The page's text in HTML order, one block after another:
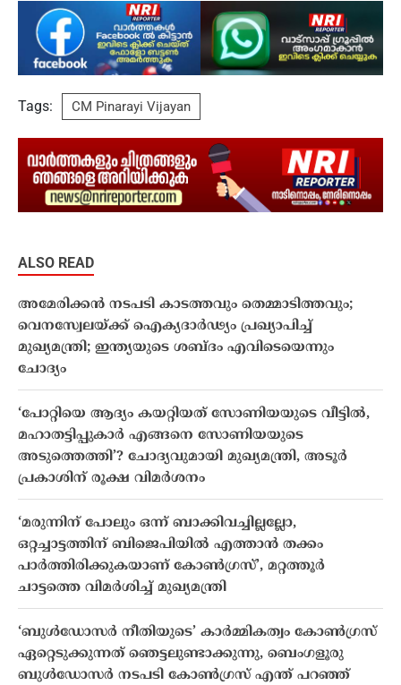
Tags: CM Pinarayi Vijayan
ALSO READ
അമേരിക്കൻ നടപടി കാടത്തവും തെമ്മാടിത്തവും;
വെനസ്വേലയ്ക്ക് ഐക്യദാർഢ്യം പ്രഖ്യാപിച്ച്
മുഖ്യമന്ത്രി; ഇന്ത്യയുടെ ശബ്ദം എവിടെയെന്നും
ചോദ്യം
‘പോറ്റിയെ ആദ്യം കയറ്റിയത് സോണിയയുടെ വീട്ടിൽ,
മഹാതട്ടിപ്പുകാർ എങ്ങനെ സോണിയയുടെ
അടുത്തെത്തി’? ചോദ്യവുമായി മുഖ്യമന്ത്രി, അടൂർ
പ്രകാശിന് രൂക്ഷ വിമർശനം
‘മരുന്നിന് പോലും ഒന്ന് ബാക്കിവച്ചില്ലല്ലോ,
ഒറ്റച്ചാട്ടത്തിന് ബിജെപിയിൽ എത്താൻ തക്കം
പാർത്തിരിക്കുകയാണ് കോൺഗ്രസ്’, മറ്റത്തൂർ
ചാട്ടത്തെ വിമർശിച്ച് മുഖ്യമന്ത്രി
‘ബുൾഡോസർ നീതിയുടെ’ കാർമ്മികത്വം കോൺഗ്രസ്
ഏറ്റെടുക്കുന്നത് ഞെട്ടലുണ്ടാക്കുന്നു, ബെംഗളൂരു
ബുൾഡോസർ നടപടി കോൺഗ്രസ് എന്ത് പറഞ്ഞ്